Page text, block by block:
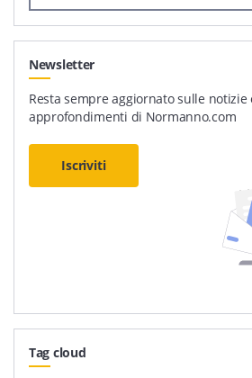
Newsletter
Resta sempre aggiornato sulle notizie
approfondimenti di Normanno.com
Iscriviti
Tag cloud